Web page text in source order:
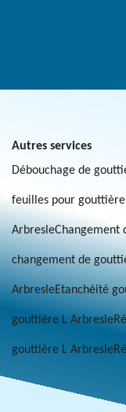
Autres services
Débouchage de
feuilles pour
ArbresleChangement
changement de
ArbresleEtanchéité
gouttière L Arbresle
gouttière L Arbresle